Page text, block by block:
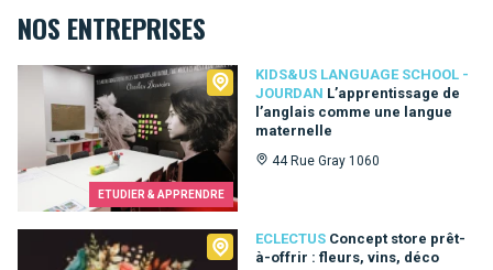
NOS ENTREPRISES
ETUDIER & APPRENDRE
KIDS&US LANGUAGE SCHOOL -
JOURDAN L’apprentissage de
l’anglais comme une langue
maternelle
44 Rue Gray 1060
Kids&Us language school - Jourdan
ECLECTUS Concept store prêt-
à-offrir : fleurs, vins, déco